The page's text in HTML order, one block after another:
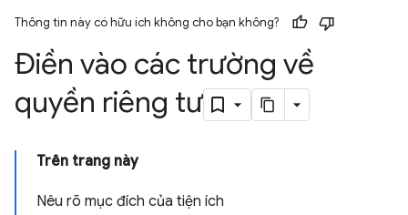
Thông tin này có hữu ích không cho bạn không?
Điền vào các trường về
quyền riêng tư
Trên trang này
Nêu rõ mục đích của tiện ích